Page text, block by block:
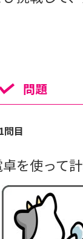
問題
1問目
を使って